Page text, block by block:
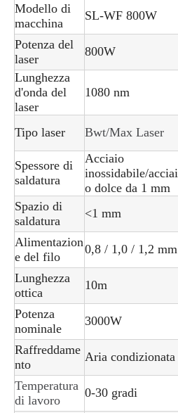
Modello di
macchina
SL-WF 800W
Potenza del
laser
800W
Lunghezza
d'onda del
laser
1080 nm
Tipo laser Bwt/Max Laser
Spessore di
saldatura
Acciaio
inossidabile/acciai
o dolce da 1 mm
Spazio di
saldatura
<1 mm
Alimentazion
e del filo
0,8 / 1,0 / 1,2 mm
Lunghezza
ottica
10m
Potenza
nominale
3000W
Raffreddame
nto
Aria condizionata
Temperatura
di lavoro
0-30 gradi